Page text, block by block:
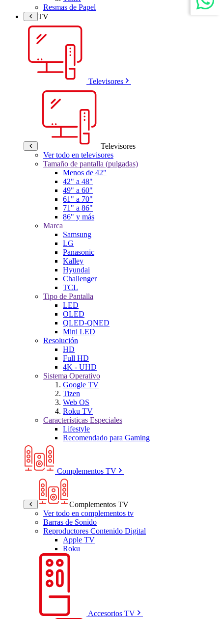
Resmas de Papel
TV
Televisores
Televisores
Ver todo en televisores
Tamaño de pantalla (pulgadas)
Menos de 42"
42" a 48"
49" a 60"
61" a 70"
71" a 86"
86" y más
Marca
Samsung
LG
Panasonic
Kalley
Hyundai
Challenger
TCL
Tipo de Pantalla
LED
OLED
QLED-QNED
Mini LED
Resolución
HD
Full HD
4K - UHD
Sistema Operativo
Google TV
Tizen
Web OS
Roku TV
Características Especiales
Lifestyle
Recomendado para Gaming
Complementos TV
Complementos TV
Ver todo en complementos tv
Barras de Sonido
Reproductores Contenido Digital
Apple TV
Roku
Accesorios TV